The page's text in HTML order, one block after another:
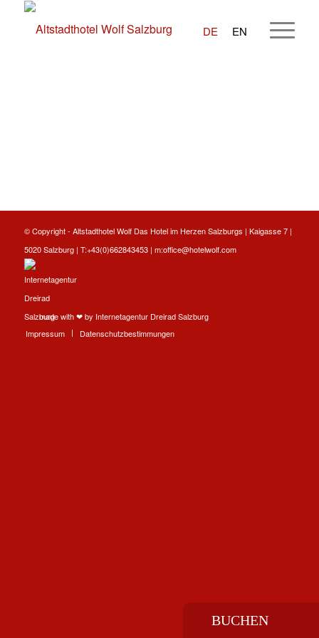
DE EN
BUCHEN
© Copyright - Altstadthotel WolfDas Hotel im Herzen Salzburgs | Kaigasse 7 |
5020 Salzburg | T:+43(0)662843453| m:office@hotelwolf.com
made with ❤ by Internetagentur Dreirad Salzburg
Impressum
Datenschutzbestimmungen